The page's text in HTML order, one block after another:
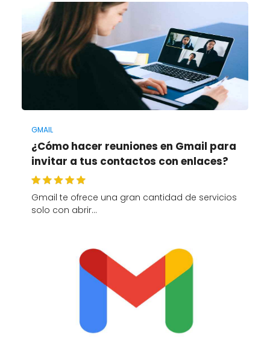
GMAIL
¿Cómo hacer reuniones en Gmail para
invitar a tus contactos con enlaces?
Gmail te ofrece una gran cantidad de servicios
solo con abrir…